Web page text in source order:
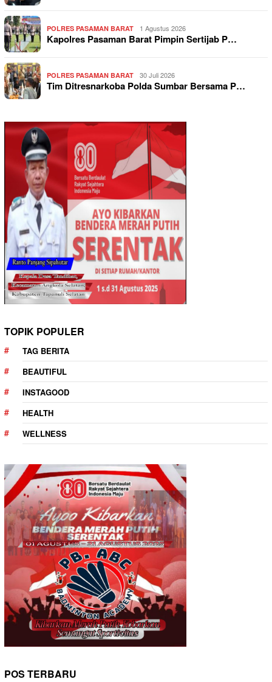
POLRES PASAMAN BARAT 1 Agustus 2026
Kapolres Pasaman Barat Pimpin Sertijab P…
POLRES PASAMAN BARAT 30 Juli 2026
Tim Ditresnarkoba Polda Sumbar Bersama P…
TOPIK POPULER
TAG BERITA
BEAUTIFUL
INSTAGOOD
HEALTH
WELLNESS
POS TERBARU